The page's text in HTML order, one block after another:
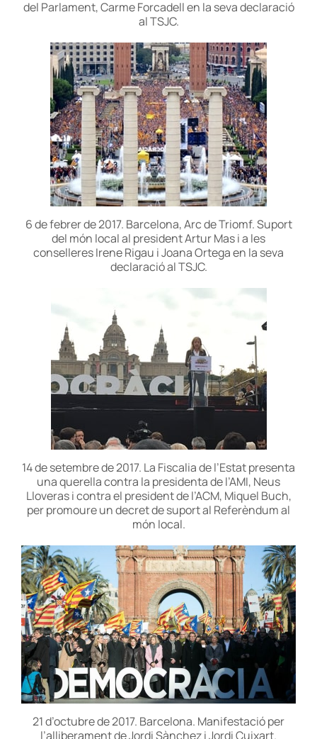
del Parlament, Carme Forcadell en la seva declaració
al TSJC.
6 de febrer de 2017. Barcelona, Arc de Triomf. Suport
del món local al president Artur Mas i a les
conselleres Irene Rigau i Joana Ortega en la seva
declaració al TSJC.
14 de setembre de 2017. La Fiscalia de l’Estat presenta
una querella contra la presidenta de l’AMI, Neus
Lloveras i contra el president de l’ACM, Miquel Buch,
per promoure un decret de suport al Referèndum al
món local.
21 d’octubre de 2017. Barcelona. Manifestació per
l’alliberament de Jordi Sànchez i Jordi Cuixart.